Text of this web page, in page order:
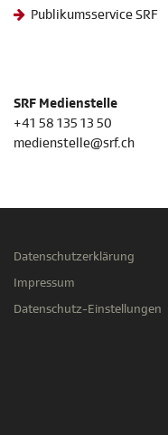
Publikumsservice SRF
SRF Medienstelle
+41 58 135 13 50
medienstelle@srf.ch
Datenschutzerklärung
Impressum
Datenschutz-Einstellungen